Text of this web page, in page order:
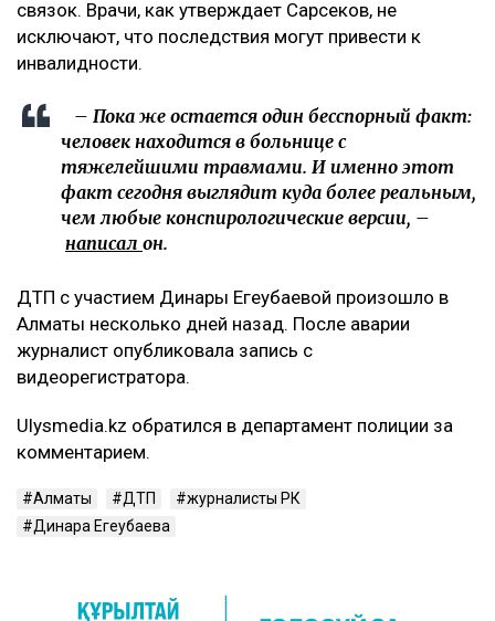
велосипедиста с перебинтованными ногами,
которое сопровождалось перечислением его
травм. В их числе сломанная нога и
оставить его инвалидом. На самом деле, в
списке больных диагноз велосипедиста -
ЗЧМТ и больше ничего. Ни одного перелома не
указано, – добавила она.
Что известно о состоянии велосипедиста
При этом Арсен Сарсеков сообщил, что
пострадавший получил тяжелые травмы. По его
словам, у мужчины диагностировали сотрясение
головного мозга, множественные ушибы внутренних
сложный перелом коленного сустава с разрывом
связок. Врачи, как утверждает Сарсеков, не
инвалидности.
тяжелейшими травмами. И именно этот